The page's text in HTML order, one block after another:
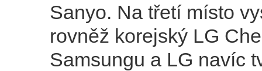
Sanyo. Na třetí místo
rovněž korejský LG
Samsungu a LG navíc